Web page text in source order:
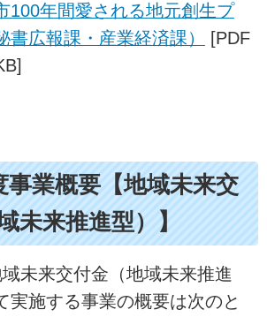
100年間愛される地元創生プ
書広報課・産業経済課）
[PDF
事業概要【地域未来交
未来推進型）】
未来交付金（地域未来推進
実施する事業の概要は次のと